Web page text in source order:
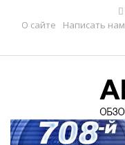
О сайте
Написать нам